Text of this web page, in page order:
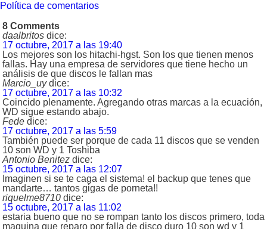
Política de comentarios
8 Comments
daalbritos dice:
17 octubre, 2017 a las 19:40
Los mejores son los hitachi-hgst. Son los que tienen menos
fallas. Hay una empresa de servidores que tiene hecho un
análisis de que discos le fallan mas
Marcio_uy dice:
17 octubre, 2017 a las 10:32
Coincido plenamente. Agregando otras marcas a la ecuación,
WD sigue estando abajo.
Fede dice:
17 octubre, 2017 a las 5:59
También puede ser porque de cada 11 discos que se venden
10 son WD y 1 Toshiba
Antonio Benitez dice:
15 octubre, 2017 a las 12:07
Imaginen si se te caga el sistema! el backup que tenes que
mandarte… tantos gigas de porneta!!
riquelme8710 dice:
15 octubre, 2017 a las 11:02
estaria bueno que no se rompan tanto los discos primero, toda
maquina que reparo por falla de disco duro 10 son wd y 1